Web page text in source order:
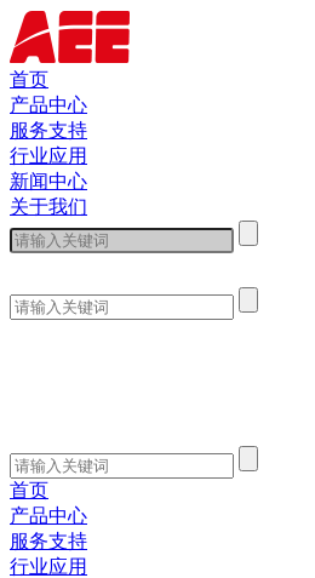
首页
产品中心
服务支持
行业应用
新闻中心
关于我们
首页
产品中心
服务支持
行业应用